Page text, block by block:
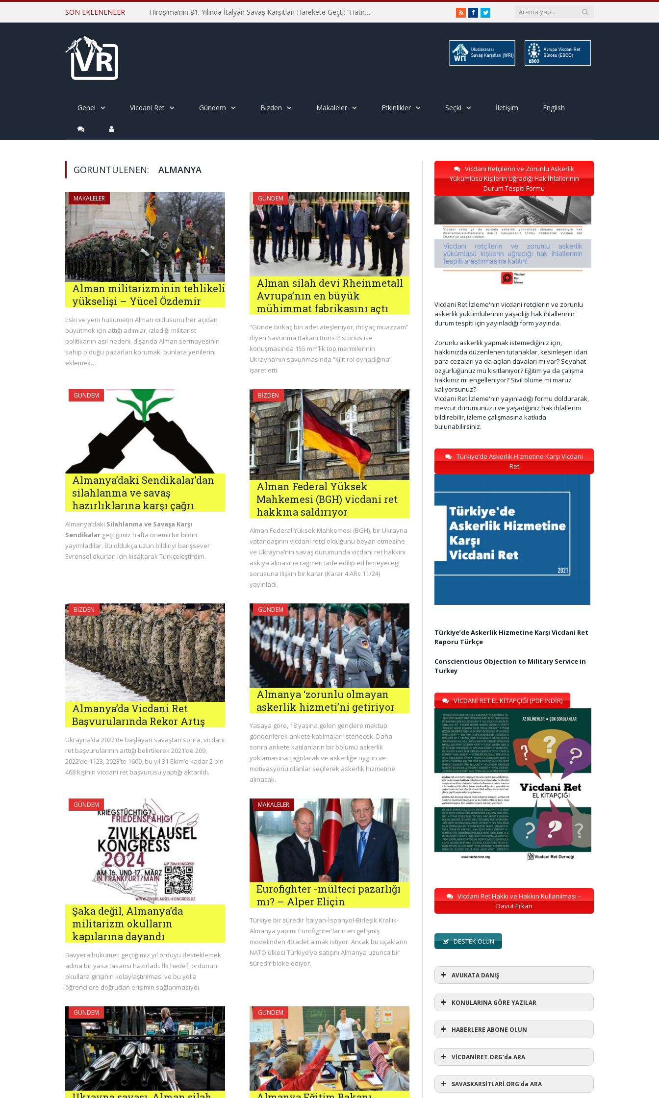
SON EKLENENLER Hiroşima’nın 81. Yılında İtalyan Savaş Karşıtları Harekete Geçti: “Hatırlamak yeterli değil” RSSFacebookTwitter
Genel Vicdani Ret Gündem Bizden Makaleler Etkinlikler Seçki İletişim English
GÖRÜNTÜLENEN: ALMANYA
MAKALELER
Alman militarizminin tehlikeli
yükselişi – Yücel Özdemir
Eski ve yeni hükümetin Alman ordusunu her açıdan
büyütmek için attığı adımlar, izlediği militarist
politikanın asıl nedeni, dışarıda Alman sermayesinin
sahip olduğu pazarları korumak, bunlara yenilerini
eklemek…
GÜNDEM
Alman silah devi Rheinmetall
Avrupa’nın en büyük
mühimmat fabrikasını açtı
“Günde birkaç bin adet ateşleniyor, ihtiyaç muazzam”
diyen Savunma Bakanı Boris Pistorius ise
konuşmasında 155 mm’lik top mermilerinin
Ukrayna’nın savunmasında “kilit rol oynadığına”
işaret etti.
GÜNDEM
Almanya’daki Sendikalar’dan
silahlanma ve savaş
hazırlıklarına karşı çağrı
Almanya’daki Silahlanma ve Savaşa Karşı
Sendikalar geçtiğimiz hafta önemli bir bildiri
yayımladılar. Bu oldukça uzun bildiriyi barışsever
Evrensel okurları için kısaltarak Türkçeleştirdim.
BIZDEN
Alman Federal Yüksek
Mahkemesi (BGH) vicdani ret
hakkına saldırıyor
Alman Federal Yüksek Mahkemesi (BGH), bir Ukrayna
vatandaşının vicdani retçi olduğunu beyan etmesine
ve Ukrayna’nın savaş durumunda vicdani ret hakkını
askıya almasına rağmen iade edilip edilemeyeceği
sorusuna ilişkin bir karar (Karar 4 ARs 11/24)
yayınladı.
BIZDEN
Almanya’da Vicdani Ret
Başvurularında Rekor Artış
Ukrayna’da 2022’de başlayan savaştan sonra, vicdani
ret başvurularının arttığı belirtilerek 2021’de 209,
2022’de 1123, 2023’te 1609, bu yıl 31 Ekim’e kadar 2 bin
468 kişinin vicdani ret başvurusu yaptığı aktarıldı.
GÜNDEM
Almanya ‘zorunlu olmayan
askerlik hizmeti’ni getiriyor
Yasaya göre, 18 yaşına gelen gençlere mektup
gönderilerek ankete katılmaları istenecek. Daha
sonra ankete katılanların bir bölümü askerlik
yoklamasına çağrılacak ve askerliğe uygun ve
motivasyonu olanlar seçilerek askerlik hizmetine
alınacak.
GÜNDEM
Şaka değil, Almanya’da
militarizm okulların
kapılarına dayandı
Bavyera hükümeti geçtiğimiz yıl orduyu desteklemek
adına bir yasa tasarısı hazırladı. İlk hedef, ordunun
okullara girişinin kolaylaştırılması ve bu yolla
öğrencilere doğrudan erişimin sağlanmasıydı.
MAKALELER
Eurofighter -mülteci pazarlığı
mı? – Alper Eliçin
Türkiye bir süredir İtalyan-İspanyol-Birleşik Krallık-
Almanya yapımı Eurofighter’ların en gelişmiş
modelinden 40 adet almak istiyor. Ancak bu uçakların
NATO ülkesi Türkiye’ye satışını Almanya uzunca bir
süredir bloke ediyor.
GÜNDEM GÜNDEM
Vicdani Retçilerin ve Zorunlu Askerlik
Yükümlüsü Kişilerin Uğradığı Hak İhlallerinin
Durum Tespiti Formu
Vicdani Ret İzleme'nin vicdani retçilerin ve zorunlu
askerlik yükümlülerinin yaşadığı hak ihlallerinin
durum tespiti için yayınladığı form yayında.
Zorunlu askerlik yapmak istemediğiniz için,
hakkınızda düzenlenen tutanaklar, kesinleşen idari
para cezaları ya da açılan davaları mı var? Seyahat
özgürlüğünüz mü kısıtlanıyor? Eğitim ya da çalışma
hakkınız mı engelleniyor? Sivil ölüme mi maruz
kalıyorsunuz?
Vicdani Ret İzleme'nin yayınladığı formu doldurarak,
mevcut durumunuzu ve yaşadığınız hak ihlallerini
bildirebilir, izleme çalışmasına katkıda
bulunabilirsiniz.
Türkiye’de Askerlik Hizmetine Karşı Vicdani
Ret
Türkiye’de Askerlik Hizmetine Karşı Vicdani Ret
Raporu Türkçe
Conscientious Objection to Military Service in
Turkey
VİCDANİ RET EL KİTAPÇIĞI (PDF İNDİR)
Vicdani Ret Hakkı ve Hakkın Kullanılması –
Davut Erkan
DESTEK OLUN
AVUKATA DANIŞ
AVUKATA DANIŞ
KONULARINA GÖRE YAZILAR
KONULARINA GÖRE YAZILAR
#refusewar(1)
'dur' ihtarı(3)
HABERLERE ABONE OLUN
VİCDANİRET.ORG'da ARA
SAVASKARSİTLARİ.ORG'da ARA